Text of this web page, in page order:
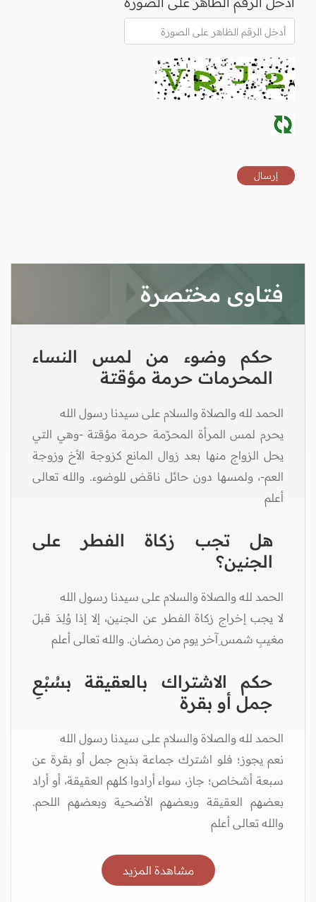
فتاوى مختصرة
حكم وضوء من لمس النساء
المحرمات حرمة مؤقتة
الحمد لله والصلاة والسلام على سيدنا رسول الله
يحرم لمس المرأة المحرّمة حرمة مؤقتة -وهي التي
يحل الزواج منها بعد زوال المانع كزوجة الأخ وزوجة
العم-، ولمسها دون حائل ناقض للوضوء. والله تعالى
أعلم
هل تجب زكاة الفطر على
الجنين؟
الحمد لله والصلاة والسلام على سيدنا رسول الله
لا يجب إخراج زكاة الفطر عن الجنين، إلا إذا وُلِدَ قبلَ
مغيبِ شمس ِآخر يوم من رمضان. والله تعالى أعلم
حكم الاشتراك بالعقيقة بسُبْعِ
جمل أو بقرة
الحمد لله والصلاة والسلام على سيدنا رسول الله
نعم يجوز؛ فلو اشترك جماعة بذبح جمل أو بقرة عن
سبعة أشخاص؛ جاز، سواء أرادوا كلهم العقيقة، أو أراد
بعضهم العقيقة وبعضهم الأضحية وبعضهم اللحم.
والله تعالى أعلم
مشاهدة المزيد